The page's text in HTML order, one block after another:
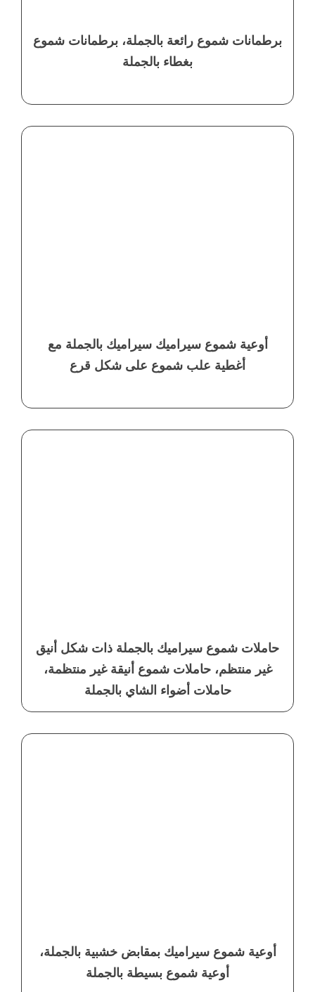
برطمانات شموع رائعة بالجملة، برطمانات شموع
بغطاء بالجملة
أوعية شموع سيراميك سيراميك بالجملة مع
أغطية علب شموع على شكل قرع
حاملات شموع سيراميك بالجملة ذات شكل أنيق
غير منتظم، حاملات شموع أنيقة غير منتظمة،
حاملات أضواء الشاي بالجملة
أوعية شموع سيراميك بمقابض خشبية بالجملة،
أوعية شموع بسيطة بالجملة